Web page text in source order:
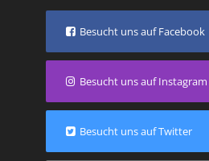
Besucht uns auf Facebook
Besucht uns auf Instagram
Besucht uns auf Twitter